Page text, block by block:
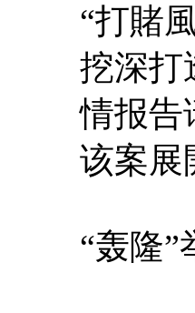
“打賭
挖深打
情报告
该案展
“轰隆”